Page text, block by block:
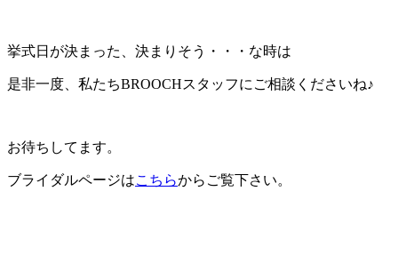
挙式日が決まった、決まりそう・・・な時は
是非一度、私たちBROOCHスタッフにご相談くださいね♪
お待ちしてます。
ブライダルページはこちらからご覧下さい。